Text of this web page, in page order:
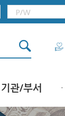
기관/부서